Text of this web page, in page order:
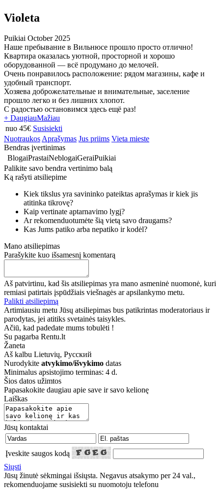
Violeta
Puikiai October 2025
Наше пребывание в Вильнюсе прошло просто отлично!
Квартира оказалась уютной, просторной и хорошо
оборудованной — всё продумано до мелочей.
Очень понравилось расположение: рядом магазины, кафе и
удобный транспорт.
Хозяева доброжелательные и внимательные, заселение
прошло легко и без лишних хлопот.
С радостью остановимся здесь ещё раз!
+ DaugiauMažiau
nuo 45€ Susisiekti
NuotraukosAprašymas Jus priims Vieta mieste
Bendras įvertinimas
BlogaiPrastaiNeblogaiGeraiPuikiai
Palikite savo bendra vertinimo balą
Ką rašyti atsiliepime
Kiek tikslus yra savininko pateiktas aprašymas ir kiek jis
atitinka tikrovę?
Kaip vertinate aptarnavimo lygį?
Ar rekomenduotumėte šią vietą savo draugams?
Kas Jums patiko arba nepatiko ir kodėl?
Mano atsiliepimas
Parašykite kuo išsamesnį komentarą
Aš patvirtinu, kad šis atsiliepimas yra mano asmeninė nuomonė, kuri
remiasi patirtais įspūdžiais viešnagės ar apsilankymo metu.
Palikti atsiliepimą
Artimiausiu metu Jūsų atsiliepimas bus patikrintas moderatoriaus ir
parodytas, jei atitiks svetainės taisykles.
Ačiū, kad padedate mums tobulėti !
Su pagarba Rentu.lt
Žaneta
Aš kalbu Lietuvių, Русский
Nurodykite atvykimo/išvykimo datas
Minimalus apsistojimo terminas: 4 d.
Šios datos užimtos
Papasakokite daugiau apie save ir savo kelionę
Laiškas
Jūsų kontaktai
Įveskite saugos kodą
Siųsti
Jūsų žinutė sėkmingai išsiųsta. Negavus atsakymo per 24 val.,
rekomenduojame susisiekti su nuomotoju telefonu